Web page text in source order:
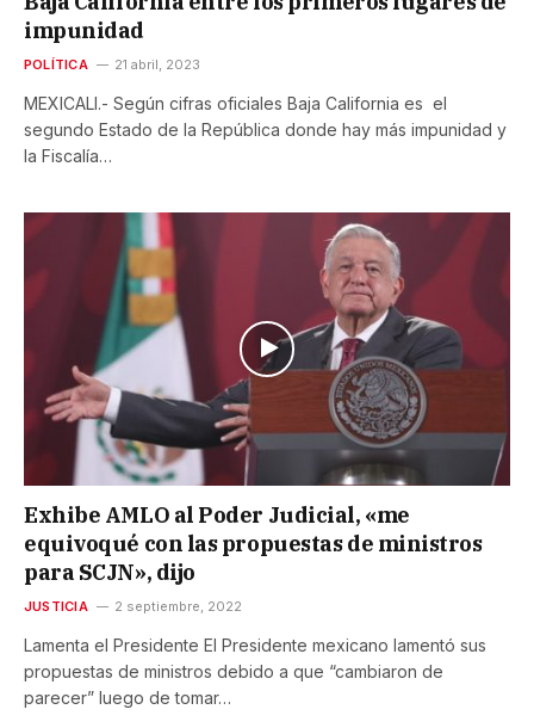
impunidad
POLÍTICA 21 abril, 2023
MEXICALI.- Según cifras oficiales Baja California es el
segundo Estado de la República donde hay más impunidad y
la Fiscalía…
Exhibe AMLO al Poder Judicial, «me
equivoqué con las propuestas de ministros
para SCJN», dijo
JUSTICIA 2 septiembre, 2022
Lamenta el Presidente El Presidente mexicano lamentó sus
propuestas de ministros debido a que “cambiaron de
parecer” luego de tomar…